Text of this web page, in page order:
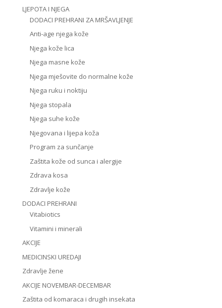
LJEPOTA I NJEGA
DODACI PREHRANI ZA MRŠAVLJENJE
Anti-age njega kože
Njega kože lica
Njega masne kože
Njega mješovite do normalne kože
Njega ruku i noktiju
Njega stopala
Njega suhe kože
Njegovana i lijepa koža
Program za sunčanje
Zaštita kože od sunca i alergije
Zdrava kosa
Zdravlje kože
DODACI PREHRANI
Vitabiotics
Vitamini i minerali
AKCIJE
MEDICINSKI UREDAJI
Zdravlje žene
AKCIJE NOVEMBAR-DECEMBAR
Zaštita od komaraca i drugih insekata